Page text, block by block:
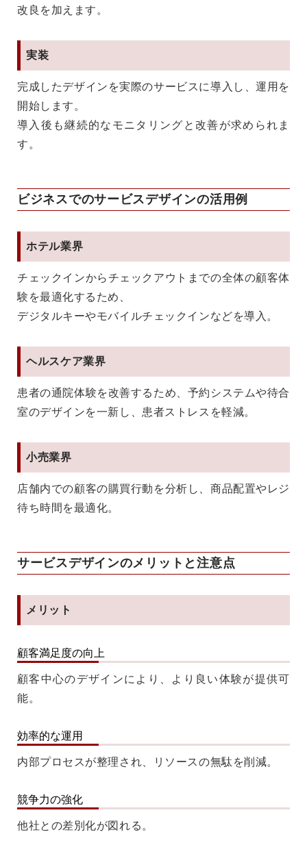
改良を加えます。
実装
完成したデザインを実際のサービスに導入し、運用を
開始します。
導入後も継続的なモニタリングと改善が求められま
す。
ビジネスでのサービスデザインの活用例
ホテル業界
チェックインからチェックアウトまでの全体の顧客体
験を最適化するため、
デジタルキーやモバイルチェックインなどを導入。
ヘルスケア業界
患者の通院体験を改善するため、予約システムや待合
室のデザインを一新し、患者ストレスを軽減。
小売業界
店舗内での顧客の購買行動を分析し、商品配置やレジ
待ち時間を最適化。
サービスデザインのメリットと注意点
メリット
顧客満足度の向上
顧客中心のデザインにより、より良い体験が提供可
能。
効率的な運用
内部プロセスが整理され、リソースの無駄を削減。
競争力の強化
他社との差別化が図れる。